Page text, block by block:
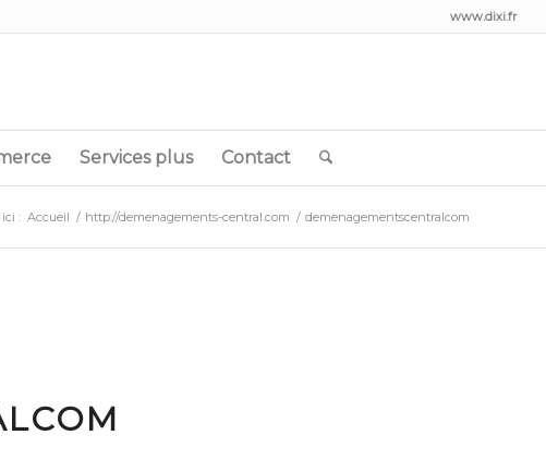
www.dixi.fr
Services plus Contact
ici : Accueil / http://demenagements-central.com / demenagementscentralcom